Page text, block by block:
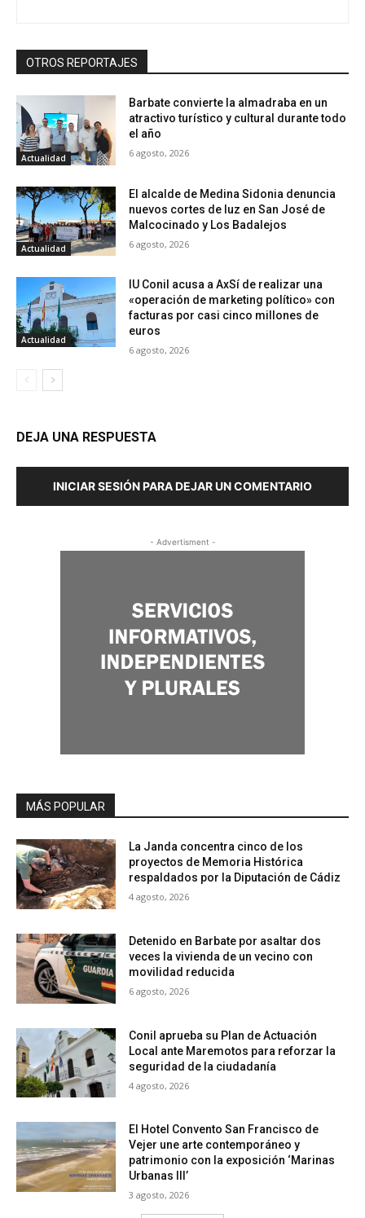
OTROS REPORTAJES
Actualidad
Barbate convierte la almadraba en un
atractivo turístico y cultural durante todo
el año
6 agosto, 2026
Actualidad
El alcalde de Medina Sidonia denuncia
nuevos cortes de luz en San José de
Malcocinado y Los Badalejos
6 agosto, 2026
Actualidad
IU Conil acusa a AxSí de realizar una
«operación de marketing político» con
facturas por casi cinco millones de
euros
6 agosto, 2026
DEJA UNA RESPUESTA
INICIAR SESIÓN PARA DEJAR UN COMENTARIO
- Advertisment -
MÁS POPULAR
La Janda concentra cinco de los
proyectos de Memoria Histórica
respaldados por la Diputación de Cádiz
4 agosto, 2026
Detenido en Barbate por asaltar dos
veces la vivienda de un vecino con
movilidad reducida
6 agosto, 2026
Conil aprueba su Plan de Actuación
Local ante Maremotos para reforzar la
seguridad de la ciudadanía
4 agosto, 2026
El Hotel Convento San Francisco de
Vejer une arte contemporáneo y
patrimonio con la exposición ‘Marinas
Urbanas III’
3 agosto, 2026